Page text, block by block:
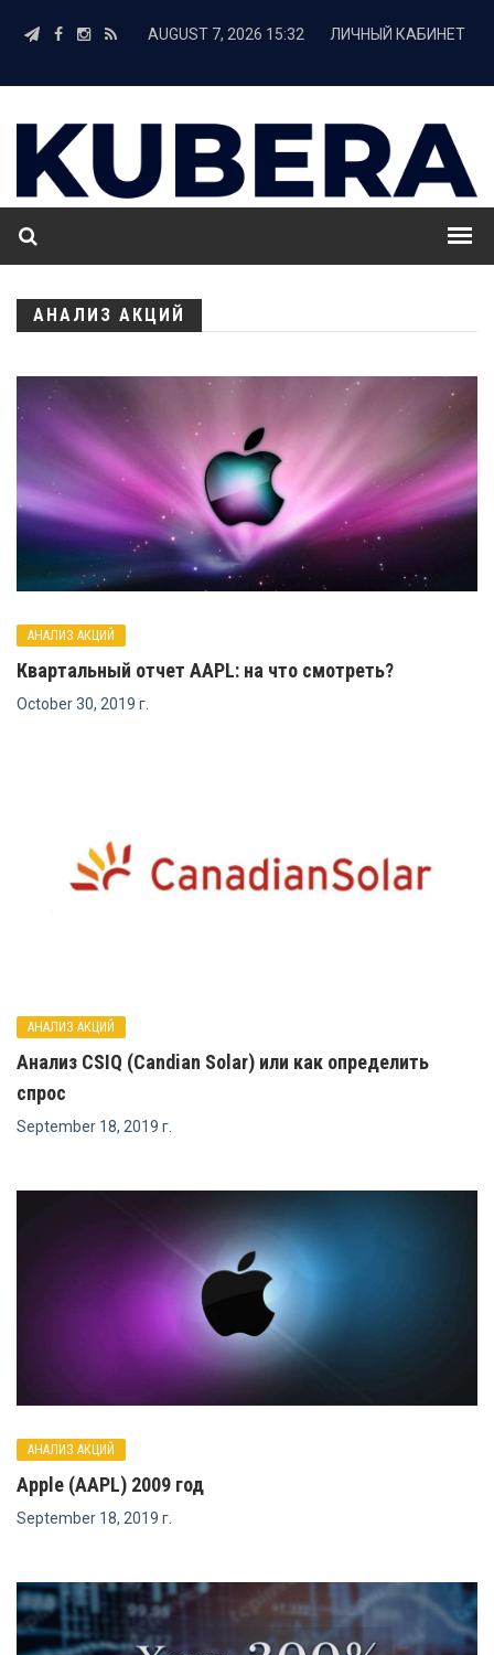
AUGUST 7, 2026 15:32 ЛИЧНЫЙ КАБИНЕТ
АНАЛИЗ АКЦИЙ
АНАЛИЗ АКЦИЙ
Квартальный отчет AAPL: на что смотреть?
October 30, 2019 г.
АНАЛИЗ АКЦИЙ
Анализ CSIQ (Candian Solar) или как определить
спрос
September 18, 2019 г.
АНАЛИЗ АКЦИЙ
Apple (AAPL) 2009 год
September 18, 2019 г.